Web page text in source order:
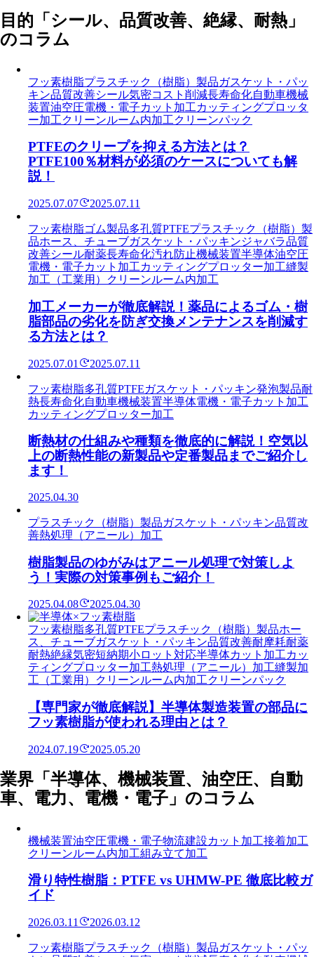
目的「シール、品質改善、絶縁、耐熱」
のコラム
フッ素樹脂プラスチック（樹脂）製品ガスケット・パッ
キン品質改善シール気密コスト削減長寿命化自動車機械
装置油空圧電機・電子カット加工カッティングプロッタ
ー加工クリーンルーム内加工クリーンパック
PTFEのクリープを抑える方法とは？
PTFE100％材料が必須のケースについても解
説！
2025.07.07 2025.07.11
フッ素樹脂ゴム製品多孔質PTFEプラスチック（樹脂）製
品ホース、チューブガスケット・パッキンジャバラ品質
改善シール耐薬長寿命化汚れ防止機械装置半導体油空圧
電機・電子カット加工カッティングプロッター加工縫製
加工（工業用）
クリーンルーム内加工
加工メーカーが徹底解説！薬品によるゴム・樹
脂部品の劣化を防ぎ交換メンテナンスを削減す
る方法とは？
2025.07.01 2025.07.11
フッ素樹脂多孔質PTFEガスケット・パッキン発泡製品耐
熱長寿命化自動車機械装置半導体電機・電子カット加工
カッティングプロッター加工
断熱材の仕組みや種類を徹底的に解説！空気以
上の断熱性能の新製品や定番製品までご紹介し
ます！
2025.04.30
プラスチック（樹脂）製品ガスケット・パッキン品質改
善熱処理（アニール）加工
樹脂製品のゆがみはアニール処理で対策しよ
う！実際の対策事例もご紹介！
2025.04.08 2025.04.30
フッ素樹脂多孔質PTFEプラスチック（樹脂）製品ホー
ス、チューブガスケット・パッキン品質改善耐摩耗耐薬
耐熱絶縁気密短納期小ロット対応半導体カット加工カッ
ティングプロッター加工熱処理（アニール）加工縫製加
工（工業用）
クリーンルーム内加工クリーンパック
【専門家が徹底解説】半導体製造装置の部品に
フッ素樹脂が使われる理由とは？
2024.07.19 2025.05.20
業界「半導体、機械装置、油空圧、自動
車、電力、電機・電子」のコラム
機械装置油空圧電機・電子物流建設カット加工接着加工
クリーンルーム内加工組み立て加工
滑り特性樹脂：PTFE vs UHMW-PE 徹底比較ガ
イド
2026.03.11 2026.03.12
フッ素樹脂プラスチック（樹脂）製品ガスケット・パッ